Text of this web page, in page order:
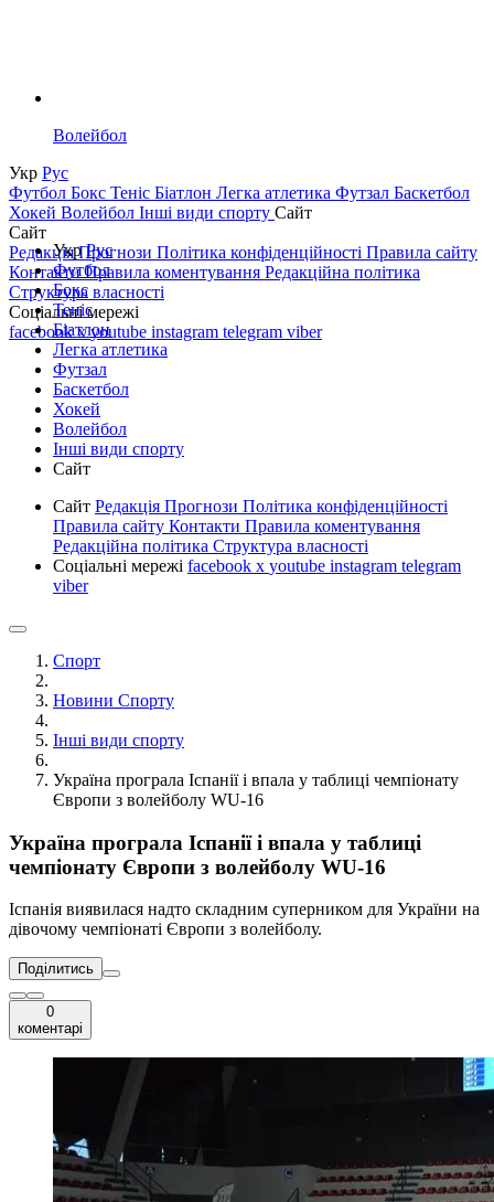
Волейбол
Укр Рус
Футбол Бокс Теніс Біатлон Легка атлетика Футзал Баскетбол
Хокей Волейбол Інші види спорту Сайт
Сайт
РедакціяПрогнози Політика конфіденційності Правила сайту
КонтактиПравила коментування Редакційна політика
Структура власності
Соціальні мережі
facebookxyoutube instagram telegram viber
УкрРус
Футбол
Бокс
Теніс
Біатлон
Легка атлетика
Футзал
Баскетбол
Хокей
Волейбол
Інші види спорту
Сайт
Сайт Редакція Прогнози Політика конфіденційності
Правила сайту Контакти Правила коментування
Редакційна політика Структура власності
Соціальні мережі facebook x youtube instagram telegram
viber
Спорт
Новини Спорту
Інші види спорту
Україна програла Іспанії і впала у таблиці чемпіонату
Європи з волейболу WU-16
Україна програла Іспанії і впала у таблиці
чемпіонату Європи з волейболу WU-16
Іспанія виявилася надто складним суперником для України на
дівочому чемпіонаті Європи з волейболу.
Поділитись
0
коментарі